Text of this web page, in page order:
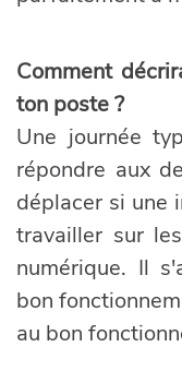
Comment
ton poste ?
Une journée
répondre aux
déplacer si une
travailler sur
numérique. Il
bon
au bon